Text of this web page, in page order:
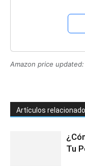
Amazon price updated:
Artículos
Tu